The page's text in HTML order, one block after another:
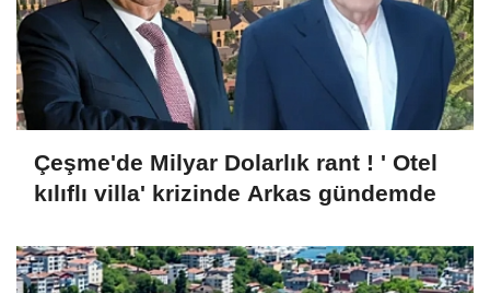
Çeşme'de Milyar Dolarlık rant ! ' Otel
kılıflı villa' krizinde Arkas gündemde